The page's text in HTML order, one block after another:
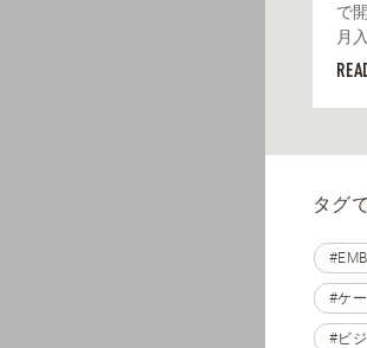
で
月
タグ
#ケ
#ビ